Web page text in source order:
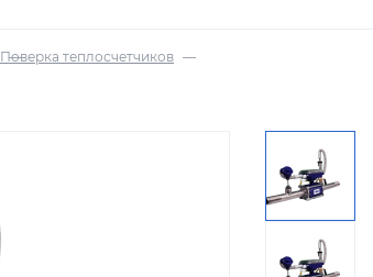
Поверка теплосчетчиков